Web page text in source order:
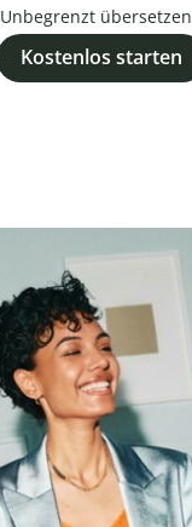
Unbegrenzt übersetzen
Kostenlos starten